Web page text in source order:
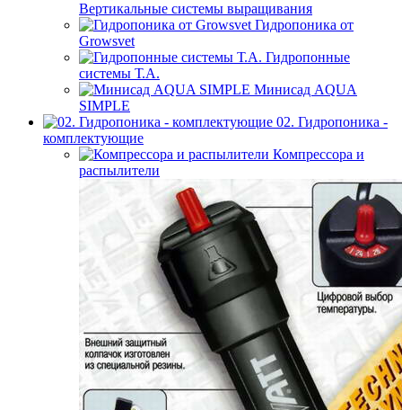
Вертикальные системы выращивания
Гидропоника от
Growsvet
Гидропонные
системы Т.A.
Минисад AQUA
SIMPLE
02. Гидропоника -
комплектующие
Компрессора и
распылители